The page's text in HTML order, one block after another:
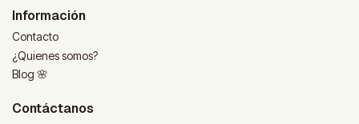
Información
Contacto
¿Quienes somos?
Blog 🌸
Contáctanos